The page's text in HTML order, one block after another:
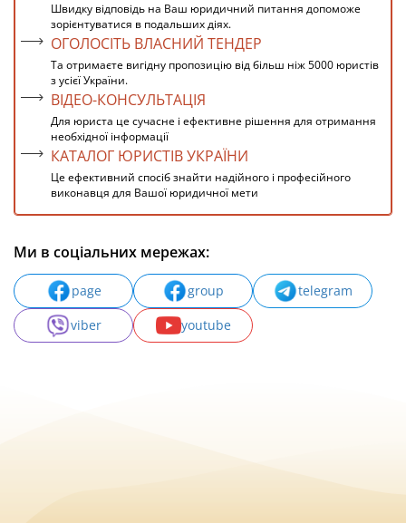
Швидку відповідь на Ваш юридичний питання допоможе
зорієнтуватися в подальших діях.
ОГОЛОСІТЬ ВЛАСНИЙ ТЕНДЕР
Та отримаєте вигідну пропозицію від більш ніж 5000 юристів
з усієї України.
ВІДЕО-КОНСУЛЬТАЦІЯ
Для юриста це сучасне і ефективне рішення для отримання
необхідної інформації
КАТАЛОГ ЮРИСТІВ УКРАЇНИ
Це ефективний спосіб знайти надійного і професійного
виконавця для Вашої юридичної мети
Ми в соціальних мережах:
page group
telegram
viber
youtube